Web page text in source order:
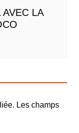
AVEC LA
Les champs